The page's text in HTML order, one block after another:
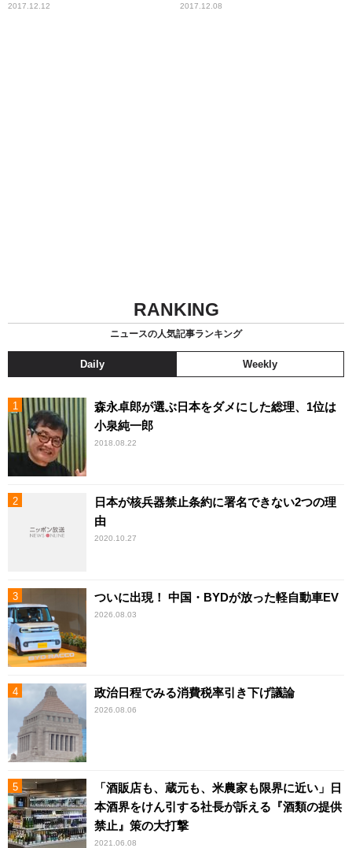
2017.12.12 2017.12.08
RANKING
ニュースの人気記事ランキング
Daily Weekly
森永卓郎が選ぶ日本をダメにした総理、1位は
小泉純一郎
2018.08.22
日本が核兵器禁止条約に署名できない2つの理
由
2020.10.27
ついに出現！ 中国・BYDが放った軽自動車EV
2026.08.03
政治日程でみる消費税率引き下げ議論
2026.08.06
「酒販店も、蔵元も、米農家も限界に近い」日
本酒界をけん引する社長が訴える『酒類の提供
禁止』策の大打撃
2021.06.08